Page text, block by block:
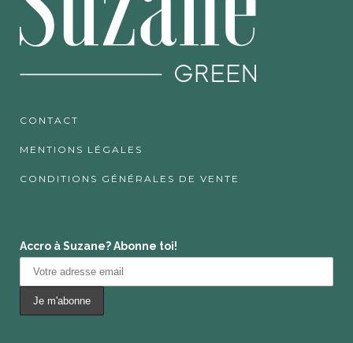
CONTACT
MENTIONS LÉGALES
CONDITIONS GÉNÉRALES DE VENTE
Accro à Suzane? Abonne toi!